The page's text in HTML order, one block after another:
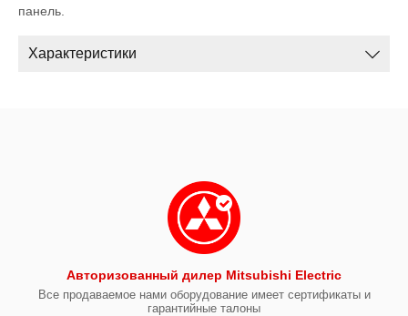
панель.
Характеристики
Авторизованный дилер Mitsubishi Electric
Все продаваемое нами оборудование имеет сертификаты и
гарантийные талоны